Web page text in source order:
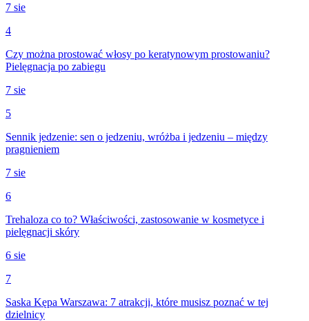
7 sie
4
Czy można prostować włosy po keratynowym prostowaniu?
Pielęgnacja po zabiegu
7 sie
5
Sennik jedzenie: sen o jedzeniu, wróżba i jedzeniu – między
pragnieniem
7 sie
6
Trehaloza co to? Właściwości, zastosowanie w kosmetyce i
pielęgnacji skóry
6 sie
7
Saska Kępa Warszawa: 7 atrakcji, które musisz poznać w tej
dzielnicy